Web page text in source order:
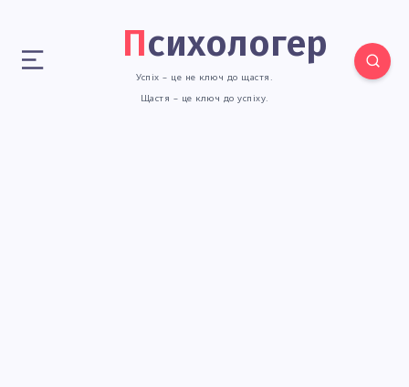
Психологер
Успіх – це не ключ до щастя.
Щастя – це ключ до успіху.